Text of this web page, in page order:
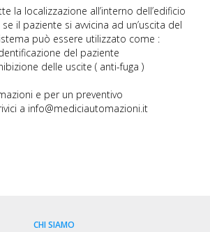
la localizzazione all’interno dell’edificio
il paziente si avvicina ad un’uscita del
può essere utilizzato come :
del paziente
delle uscite ( anti-fuga )
e per un preventivo
a info@mediciautomazioni.it
CHI SIAMO